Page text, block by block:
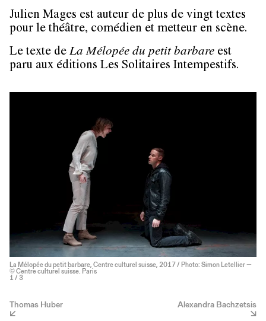
Julien Mages est auteur de plus de vingt textes
pour le théâtre, comédien et metteur en scène.
Le texte de La Mélopée du petit barbare est
paru aux éditions Les Solitaires Intempestifs.
La Mélopée du petit barbare, Centre culturel suisse, 2017 / Photo: Simon Letellier —
© Centre culturel suisse. Paris
1 / 3
Thomas Huber Alexandra Bachzetsis